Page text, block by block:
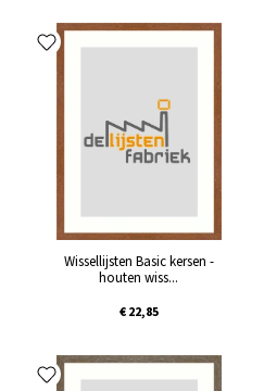
Wissellijsten Basic kersen -
houten wiss...
€ 22,85